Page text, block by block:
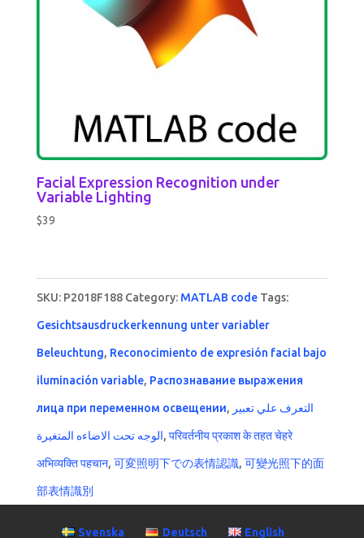
Facial Expression Recognition under
Variable Lighting
$39
SKU: P2018F188 Category: MATLAB code Tags:
Gesichtsausdruckerkennung unter variabler
Beleuchtung, Reconocimiento de expresión facial bajo
iluminación variable, Распознавание выражения
лица при переменном освещении, التعرف علي تعبير
الوجه تحت الاضاءه المتغيرة, परिवर्तनीय प्रकाश के तहत चेहरे
अभिव्यक्ति पहचान, 可変照明下での表情認識, 可變光照下的面
部表情識別
Svenska Deutsch English